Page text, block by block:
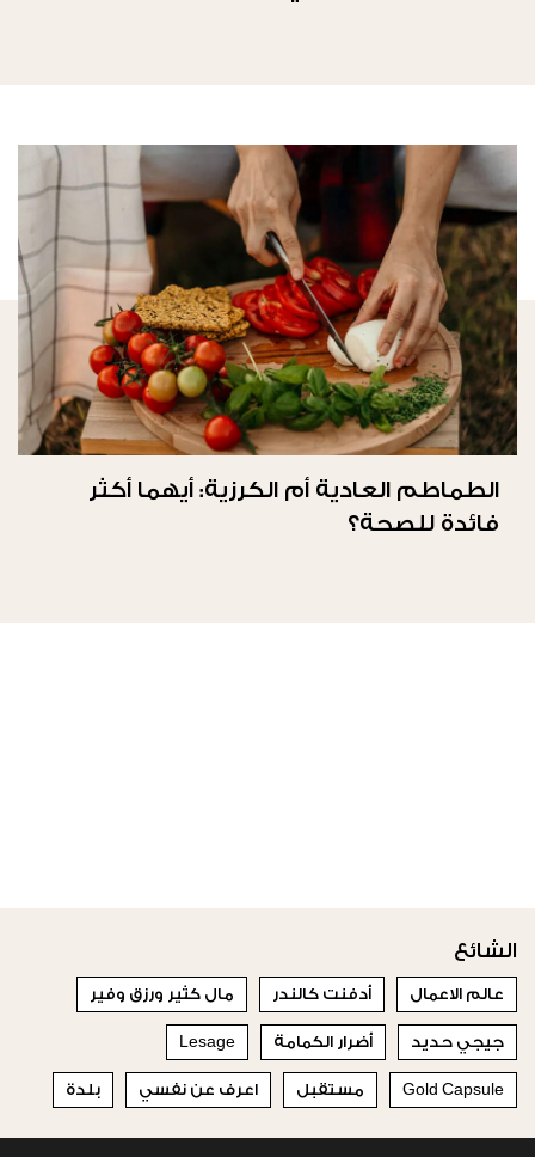
الطماطم العادية أم الكرزية: أيهما أكثر
فائدة للصحة؟
الشائع
عالم الاعمال أدفنت كالندر مال كثير ورزق وفير
جيجي حديد أضرار الكمامة Lesage
Gold Capsule مستقبل اعرف عن نفسي بلدة